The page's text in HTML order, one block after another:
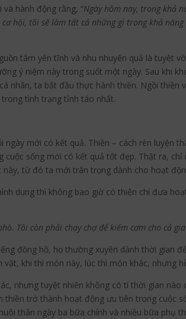
hành động rằng, “Ngày hôm nay, trong khả
hội, tôi sẽ làm tất cả những gì trong khả
tâm yên tĩnh và nhu nhuyến quả là tuyệt
ý niệm này trong suốt một ngày. Sau khi
nhân, ta bắt đầu thực hành thiền. Ngồi
tình trạng tỉnh táo nhất.
mới có kết quả. Thiền – cách rèn luyện
sống mới có kết quả tốt đẹp. Thật ra,
từ đó ta mới trân trọng dành cho hoạt
dung thì không bao giờ có thiện chí đưa
Tôi còn phải chạy chợ để kiếm cơm cho cả
đồng hồ, họ thường xuyên dành thời gian
khi thì món này, lúc thì món khác, nhưng
nhưng tuyệt nhiên không có tí thời gian
trở thành hoạt động ưu tiên trong cuộc
thân ngày ba bữa chính và nhiều bữa phụ